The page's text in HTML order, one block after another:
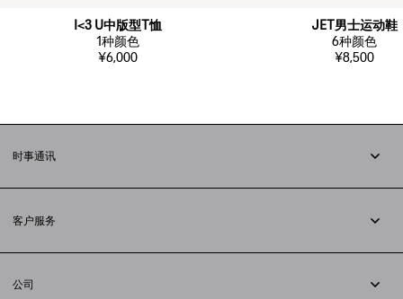
I<3 U中版型T恤
1种颜色
¥6,000
JET男士运动鞋
6种颜色
¥8,500
时事通讯
客户服务
配送方式
公司